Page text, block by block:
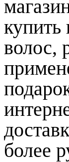
купить
волос,
более